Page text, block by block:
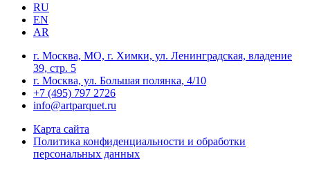
RU
EN
AR
г. Москва, МО, г. Химки, ул. Ленинградская, владение
39, стр. 5
г. Москва, ул. Большая полянка, 4/10
+7 (495) 797 2726
info@artparquet.ru
Карта сайта
Политика конфиденциальности и обработки
персональных данных